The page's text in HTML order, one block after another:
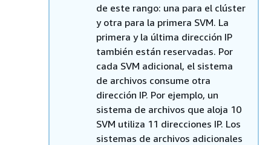
de este rango: una para el clúster
y otra para la primera SVM. La
primera y la última dirección IP
también están reservadas. Por
cada SVM adicional, el sistema
de archivos consume otra
dirección IP. Por ejemplo, un
sistema de archivos que aloja 10
SVM utiliza 11 direcciones IP. Los
sistemas de archivos adicionales